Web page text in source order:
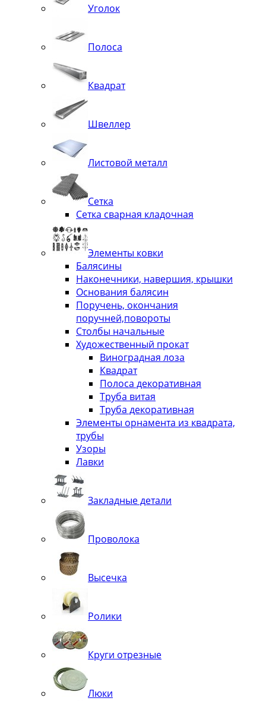
Уголок
Полоса
Квадрат
Швеллер
Листовой металл
Сетка
Сетка сварная кладочная
Элементы ковки
Балясины
Наконечники, навершия, крышки
Основания балясин
Поручень, окончания
поручней,повороты
Столбы начальные
Художественный прокат
Виноградная лоза
Квадрат
Полоса декоративная
Труба витая
Труба декоративная
Элементы орнамента из квадрата,
трубы
Узоры
Лавки
Закладные детали
Проволока
Высечка
Ролики
Круги отрезные
Люки